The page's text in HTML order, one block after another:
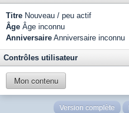
Titre Nouveau / peu actif
Âge Âge inconnu
Anniversaire Anniversaire inconnu
Contrôles utilisateur
Mon contenu
Version complète